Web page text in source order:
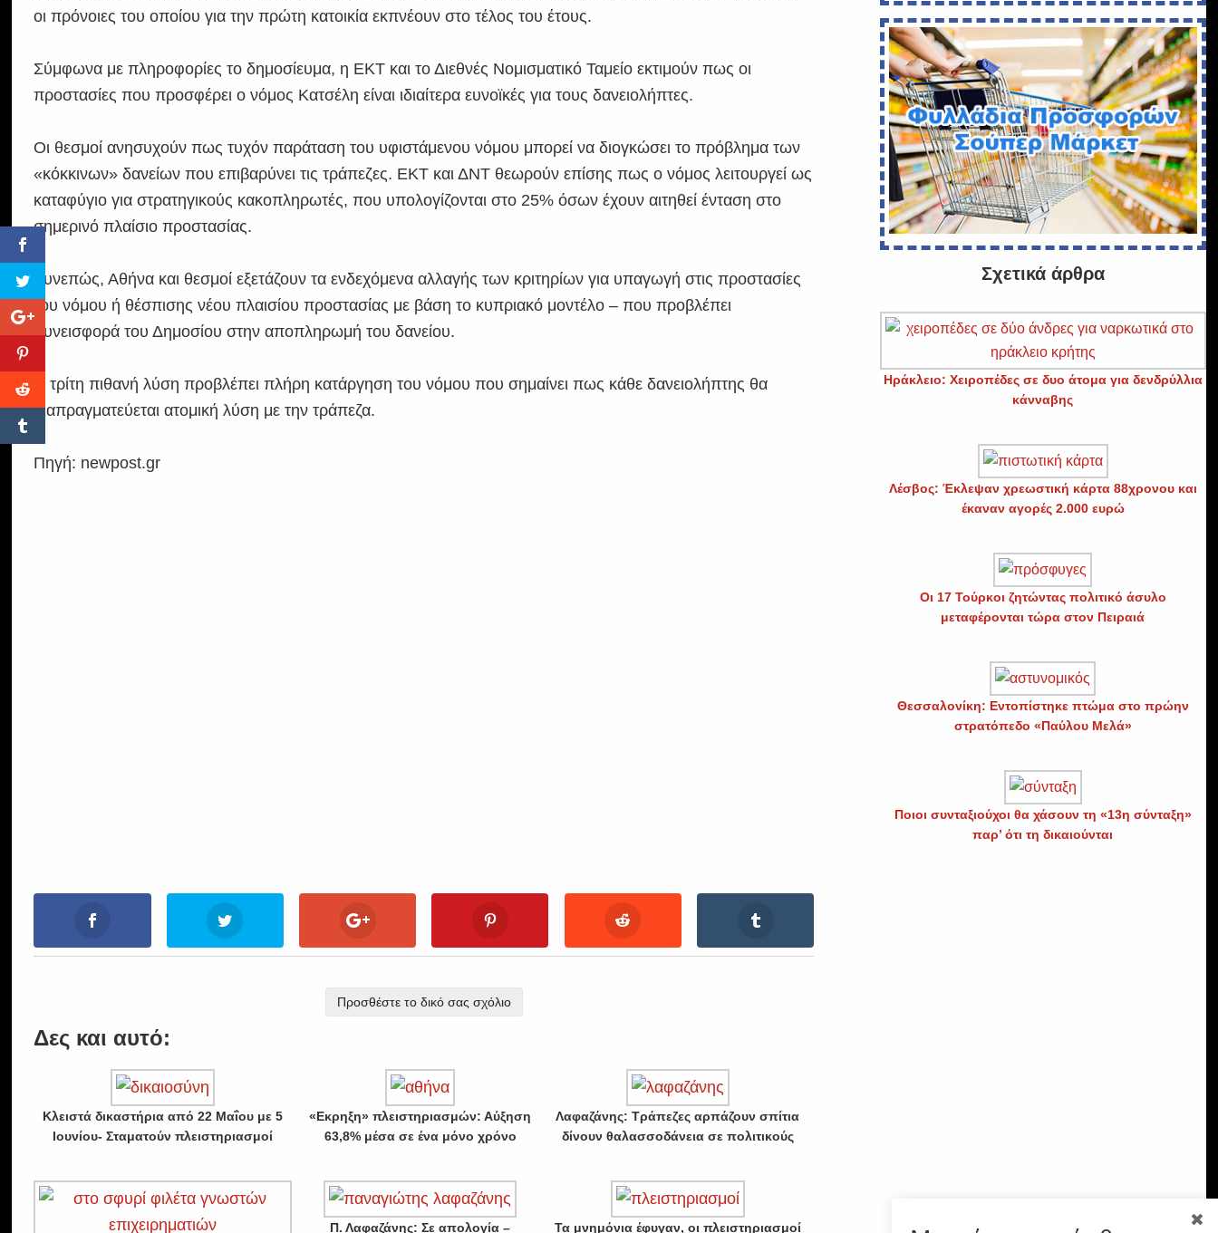
οι πρόνοιες του οποίου για την πρώτη κατοικία εκπνέουν στο τέλος του έτους.
Σύμφωνα με πληροφορίες το δημοσίευμα, η ΕΚΤ και το Διεθνές Νομισματικό Ταμείο εκτιμούν πως οι
προστασίες που προσφέρει ο νόμος Κατσέλη είναι ιδιαίτερα ευνοϊκές για τους δανειολήπτες.
Οι θεσμοί ανησυχούν πως τυχόν παράταση του υφιστάμενου νόμου μπορεί να διογκώσει το πρόβλημα των
«κόκκινων» δανείων που επιβαρύνει τις τράπεζες. ΕΚΤ και ΔΝΤ θεωρούν επίσης πως ο νόμος λειτουργεί ως
καταφύγιο για στρατηγικούς κακοπληρωτές, που υπολογίζονται στο 25% όσων έχουν αιτηθεί ένταση στο
σημερινό πλαίσιο προστασίας.
Συνεπώς, Αθήνα και θεσμοί εξετάζουν τα ενδεχόμενα αλλαγής των κριτηρίων για υπαγωγή στις προστασίες
του νόμου ή θέσπισης νέου πλαισίου προστασίας με βάση το κυπριακό μοντέλο – που προβλέπει
συνεισφορά του Δημοσίου στην αποπληρωμή του δανείου.
Η τρίτη πιθανή λύση προβλέπει πλήρη κατάργηση του νόμου που σημαίνει πως κάθε δανειολήπτης θα
διαπραγματεύεται ατομική λύση με την τράπεζα.
Πηγή: newpost.gr
Προσθέστε το δικό σας σχόλιο
Δες και αυτό:
Κλειστά δικαστήρια από 22 Μαΐου με 5
Ιουνίου- Σταματούν πλειστηριασμοί
«Εκρηξη» πλειστηριασμών: Αύξηση
63,8% μέσα σε ένα μόνο χρόνο
Λαφαζάνης: Τράπεζες αρπάζουν σπίτια
δίνουν θαλασσοδάνεια σε πολιτικούς
Π. Λαφαζάνης: Σε απολογία – Τα μνημόνια έφυγαν, οι πλειστηριασμοί
Σχετικά άρθρα
Ηράκλειο: Χειροπέδες σε δυο άτομα για δενδρύλλια
κάνναβης
Λέσβος: Έκλεψαν χρεωστική κάρτα 88χρονου και
έκαναν αγορές 2.000 ευρώ
Οι 17 Τούρκοι ζητώντας πολιτικό άσυλο
μεταφέρονται τώρα στον Πειραιά
Θεσσαλονίκη: Εντοπίστηκε πτώμα στο πρώην
στρατόπεδο «Παύλου Μελά»
Ποιοι συνταξιούχοι θα χάσουν τη «13η σύνταξη»
παρ’ ότι τη δικαιούνται